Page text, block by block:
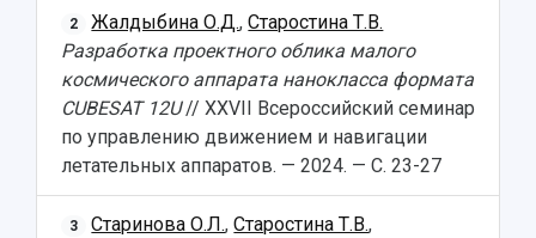
2 Жалдыбина О.Д.,Старостина Т.В.
Разработка проектного облика малого
космического аппарата нанокласса формата
CUBESAT 12U// XXVII Всероссийский семинар
по управлению движением и навигации
летательных аппаратов. — 2024. — С. 23-27
3 Старинова О.Л.,Старостина Т.В.,